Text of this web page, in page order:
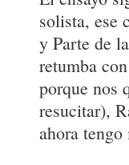
solista, ese
y Parte de
retumba
porque nos
resucitar),
ahora